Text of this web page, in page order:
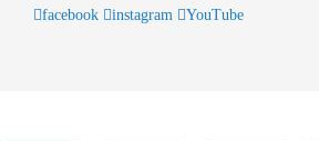
facebook instagram YouTube